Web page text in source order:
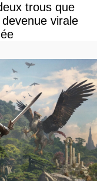
trous que
virale